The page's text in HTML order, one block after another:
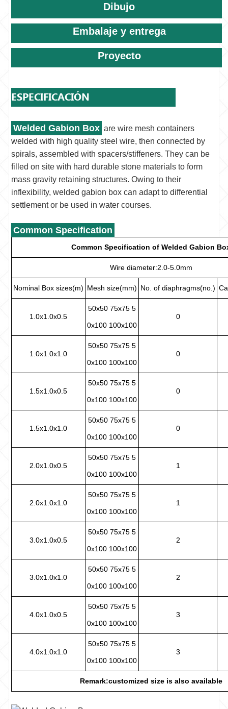
Dibujo
Embalaje y entrega
Proyecto
ESPECIFICACIÓN
Welded Gabion Box are wire mesh containers
welded with high quality steel wire, then connected by
spirals, assembled with spacers/stiffeners. They can be
filled on site with hard durable stone materials to form
mass gravity retaining structures. Owing to their
inflexibility, welded gabion box can adapt to differential
settlement or be used in water courses.
Common Specification
Common Specification of Welded Gabion
Wire diameter:2.0-5.0mm
Nominal Box sizes(m) Mesh size(mm) No. of diaphragms(no.)
1.0x1.0x0.5
50x50 75x75 5
0x100 100x100
0
1.0x1.0x1.0
50x50 75x75 5
0x100 100x100
0
1.5x1.0x0.5
50x50 75x75 5
0x100 100x100
0
1.5x1.0x1.0
50x50 75x75 5
0x100 100x100
0
2.0x1.0x0.5
50x50 75x75 5
0x100 100x100
1
2.0x1.0x1.0
50x50 75x75 5
0x100 100x100
1
3.0x1.0x0.5
50x50 75x75 5
0x100 100x100
2
3.0x1.0x1.0
50x50 75x75 5
0x100 100x100
2
4.0x1.0x0.5
50x50 75x75 5
0x100 100x100
3
4.0x1.0x1.0
50x50 75x75 5
0x100 100x100
3
Remark:customized size is also available